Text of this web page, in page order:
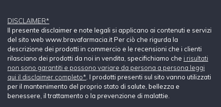
DISCLAIMER*
Il presente disclaimer e note legali si applicano ai contenuti e servizi
del sito web www.bravafarmacia.it Per ciò che rigurda la
descrizione dei prodotti in commercio e le recensioni che i clienti
rilasciano dei prodotti da noi in vendita, specifichiamo che i risultati
non sono garantiti e possono variare da persona a persona leggi
qui il disclaimer completo* . I prodotti presenti sul sito vanno utilizzati
per il mantenimento del proprio stato di salute, bellezza e
benessere, il trattamento o la prevenzione di malattie.